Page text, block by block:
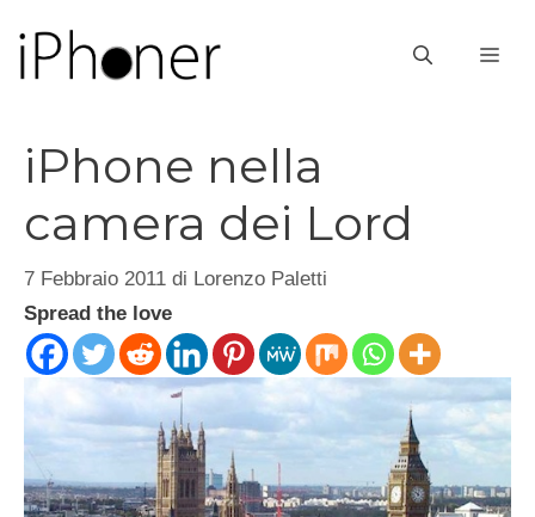
contenuto
iPhone nella
camera dei Lord
7 Febbraio 2011 di Lorenzo Paletti
Spread the love